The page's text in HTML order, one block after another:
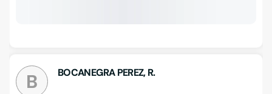
B BOCANEGRA PEREZ, R.